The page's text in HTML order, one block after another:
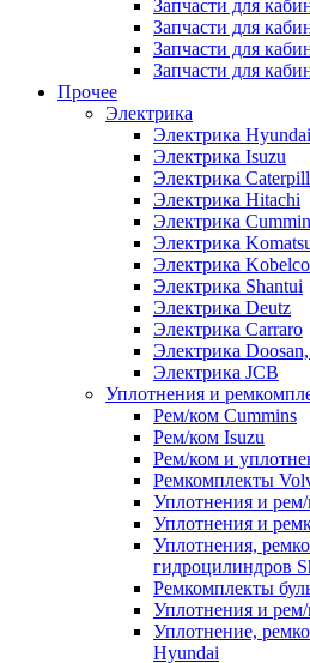
Запчасти для
Запчасти для
Запчасти для
Запчасти для
Прочее
Электрика
Электрика Hyundai
Электрика Isuzu
Электрика
Электрика Hitachi
Электрика
Электрика
Электрика Kobelco
Электрика Shantui
Электрика Deutz
Электрика Carraro
Электрика
Электрика JCB
Уплотнения и
Рем/ком Cummins
Рем/ком Isuzu
Рем/ком и
Ремкомплекты
Уплотнения и
Уплотнения и
Уплотнения,
гидроцилиндров
Ремкомплекты
Уплотнения и
Уплотнение,
Hyundai